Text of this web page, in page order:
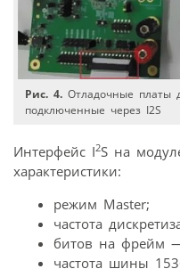
Рис. 4. Отладочные платы
подключенные через I2S
Интерфейс I2S на
характеристики:
режим Master;
частота
битов на фрейм
частота шины